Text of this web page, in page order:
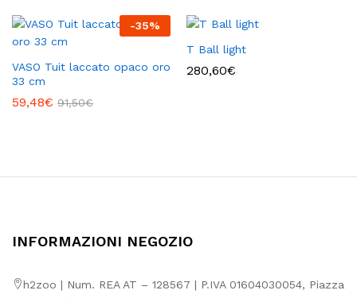
1,67€
-35%
VASO Tuit laccato opaco oro
33 cm
59,48€ 91,50€
T Ball light
280,60€
INFORMAZIONI NEGOZIO
h2zoo | Num. REA AT – 128567 | P.IVA 01604030054, Piazza